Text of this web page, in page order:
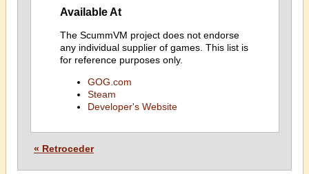
Available At
The ScummVM project does not endorse
any individual supplier of games. This list is
for reference purposes only.
GOG.com
Steam
Developer's Website
« Retroceder